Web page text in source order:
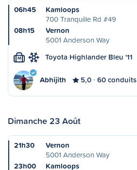
06h45
Kamloops
700 Tranquille Rd #49
08h15
Vernon
5001 Anderson Way
M Toyota Highlander Bleu '11
Abhijith 5,0 60 conduits
Dimanche 23 Août
21h30
Vernon
5001 Anderson Way
23h00
Kamloops